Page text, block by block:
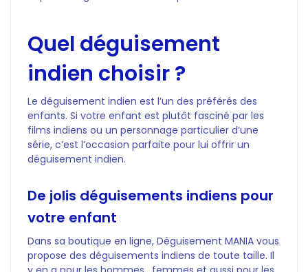
Quel déguisement
indien choisir ?
Le déguisement indien est l’un des préférés des
enfants. Si votre enfant est plutôt fasciné par les
films indiens ou un personnage particulier d’une
série, c’est l’occasion parfaite pour lui offrir un
déguisement indien.
De jolis déguisements indiens pour
votre enfant
Dans sa boutique en ligne, Déguisement MANIA vous
propose des déguisements indiens de toute taille. Il